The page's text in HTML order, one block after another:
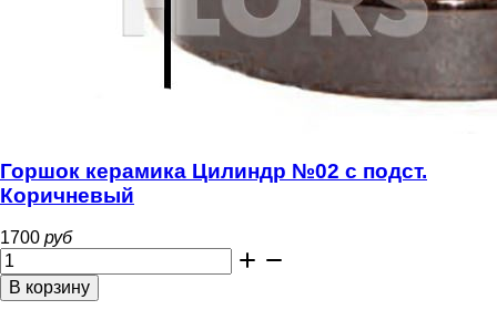
Горшок керамика Цилиндр №02 с подст.
Коричневый
1700 руб